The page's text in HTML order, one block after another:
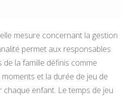
mesure concernant la gestion
permet aux responsables
la famille définis comme
et la durée de jeu de
chaque enfant. Le temps de jeu